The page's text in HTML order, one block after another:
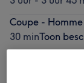
Coupe - Homme
30 minToon